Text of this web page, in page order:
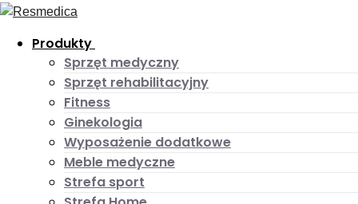
Produkty
Sprzęt medyczny
Sprzęt rehabilitacyjny
Fitness
Ginekologia
Wyposażenie dodatkowe
Meble medyczne
Strefa sport